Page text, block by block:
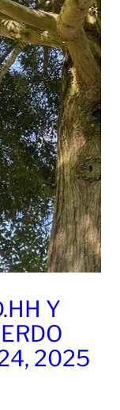
Y
2025